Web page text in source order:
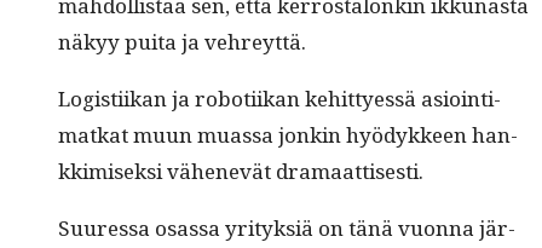
näkyy pui­ta ja vehreyttä.
Logis­ti­ikan ja roboti­ikan kehit­tyessä asioin­ti­
matkat muun muas­sa jonkin hyödyk­keen han­
kkimisek­si vähenevät dramaattisesti.
Suures­sa osas­sa yri­tyk­siä on tänä vuon­na jär­